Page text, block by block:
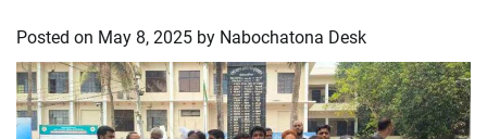
Posted on May 8, 2025 by Nabochatona Desk